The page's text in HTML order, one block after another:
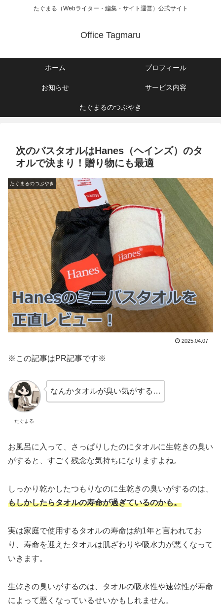
たぐまる（Webライター・編集・サイト運営）公式サイト
Office Tagmaru
ホーム プロフィール
お知らせ サービス内容
たぐまるのつぶやき
次のバスタオルはHanes（ヘインズ）のタ
オルで決まり！贈り物にも最適
たぐまるのつぶやき
2025.04.07
※この記事はPR記事です※
たぐまる
なんかタオルが臭い気がする…
お風呂に入って、さっぱりしたのにタオルに生乾きの臭い
がすると、すごく残念な気持ちになりますよね。
しっかり乾かしたつもりなのに生乾きの臭いがするのは、
もしかしたらタオルの寿命が過ぎているのかも。
実は家庭で使用するタオルの寿命は約1年と言われてお
り、寿命を迎えたタオルは肌ざわりや吸水力が悪くなって
いきます。
生乾きの臭いがするのは、タオルの吸水性や速乾性が寿命
によって悪くなっているせいかもしれません。